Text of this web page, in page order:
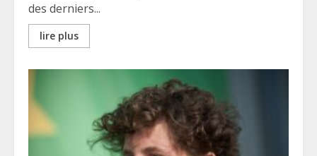
des derniers...
lire plus